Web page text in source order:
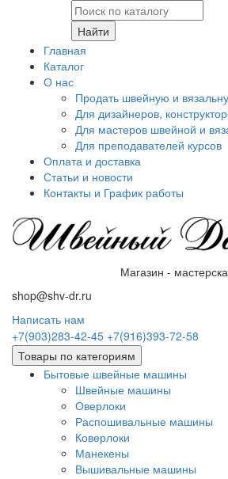
Найти
Главная
Каталог
О нас
Продать швейную и
Для дизайнеров,
Для мастеров швейной и
Для преподавателей курсов
Оплата и доставка
Статьи и новости
Контакты и График работы
Магазин -
shop@shv-dr.ru
Написать нам
+7(903)283-42-45 +7(916)393-72-58
Товары по категориям
Бытовые швейные машины
Швейные машины
Оверлоки
Распошивальные машины
Коверлоки
Манекены
Вышивальные машины